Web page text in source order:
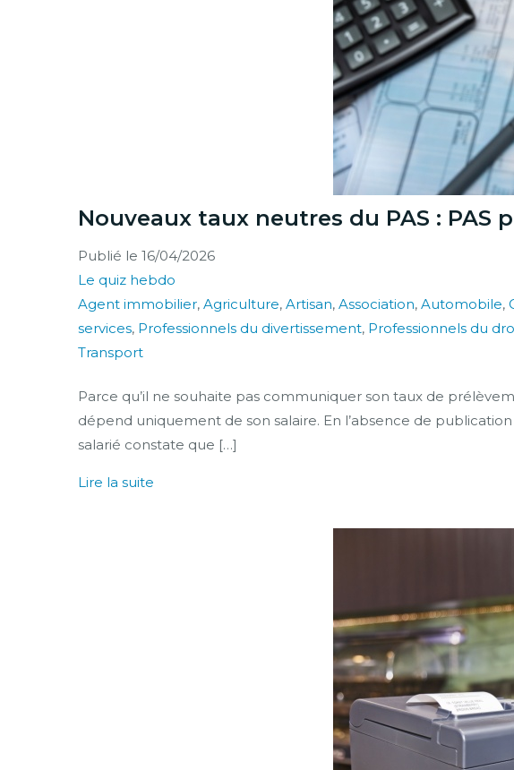
Nouveaux taux neutres du PAS : PAS
Publié le 16/04/2026
Le quiz hebdo
Agent immobilier, Agriculture, Artisan, Association, Automobile,
services, Professionnels du divertissement, Professionnels du
Transport
Parce qu’il ne souhaite pas communiquer son taux de
dépend uniquement de son salaire. En l’absence de
salarié constate que […]
Lire la suite